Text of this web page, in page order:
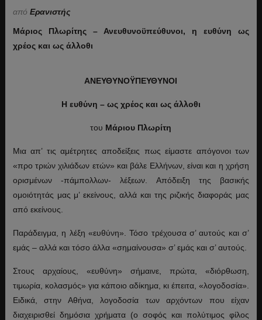
από Ερανιστής
Μάριος Πλωρίτης – Ανευθυνοϋπεύθυνοι, η ευθύνη ως
χρέος και ως άλλοθι
ΑΝΕΥΘΥΝΟΫΠΕΥΘΥΝΟΙ
Η ευθύνη – ως χρέος και ως άλλοθι
του Μάριου Πλωρίτη
Μια απ’ τις αμέτρητες αποδείξεις πως είμαστε απόγονοι των
«προ τριών χιλιάδων ετών» και βάλε Ελλήνων, είναι και η χρήση
ορισμένων -πάμπολλων- λέξεων. Απόδειξη της βασικής
ομοιότητάς μας μ’ εκείνους, αλλά και της ριζικής διαφοράς μας
από εκείνους.
Παράδειγμα, η λέξη «ευθύνη». Τόσο τρέχουσα σ’ αυτούς και σ’
εμάς – αλλά και τόσο άλλα «σημαίνουσα» σ’ εμάς και σ’ αυτούς.
Στους αρχαίους, «ευθύνη» σήμαινε, πρώτα, «διόρθωση,
τιμωρία, κολασμός» για κάποιο αδίκημα, κι έπειτα, «λογοδοσία».
Ειδικά, στην Αθήνα, λογοδοσία των αρχόντων που είχαν
διαχειρισθεί δημόσια χρήματα (ο σοφός και πολύτιμος φίλος